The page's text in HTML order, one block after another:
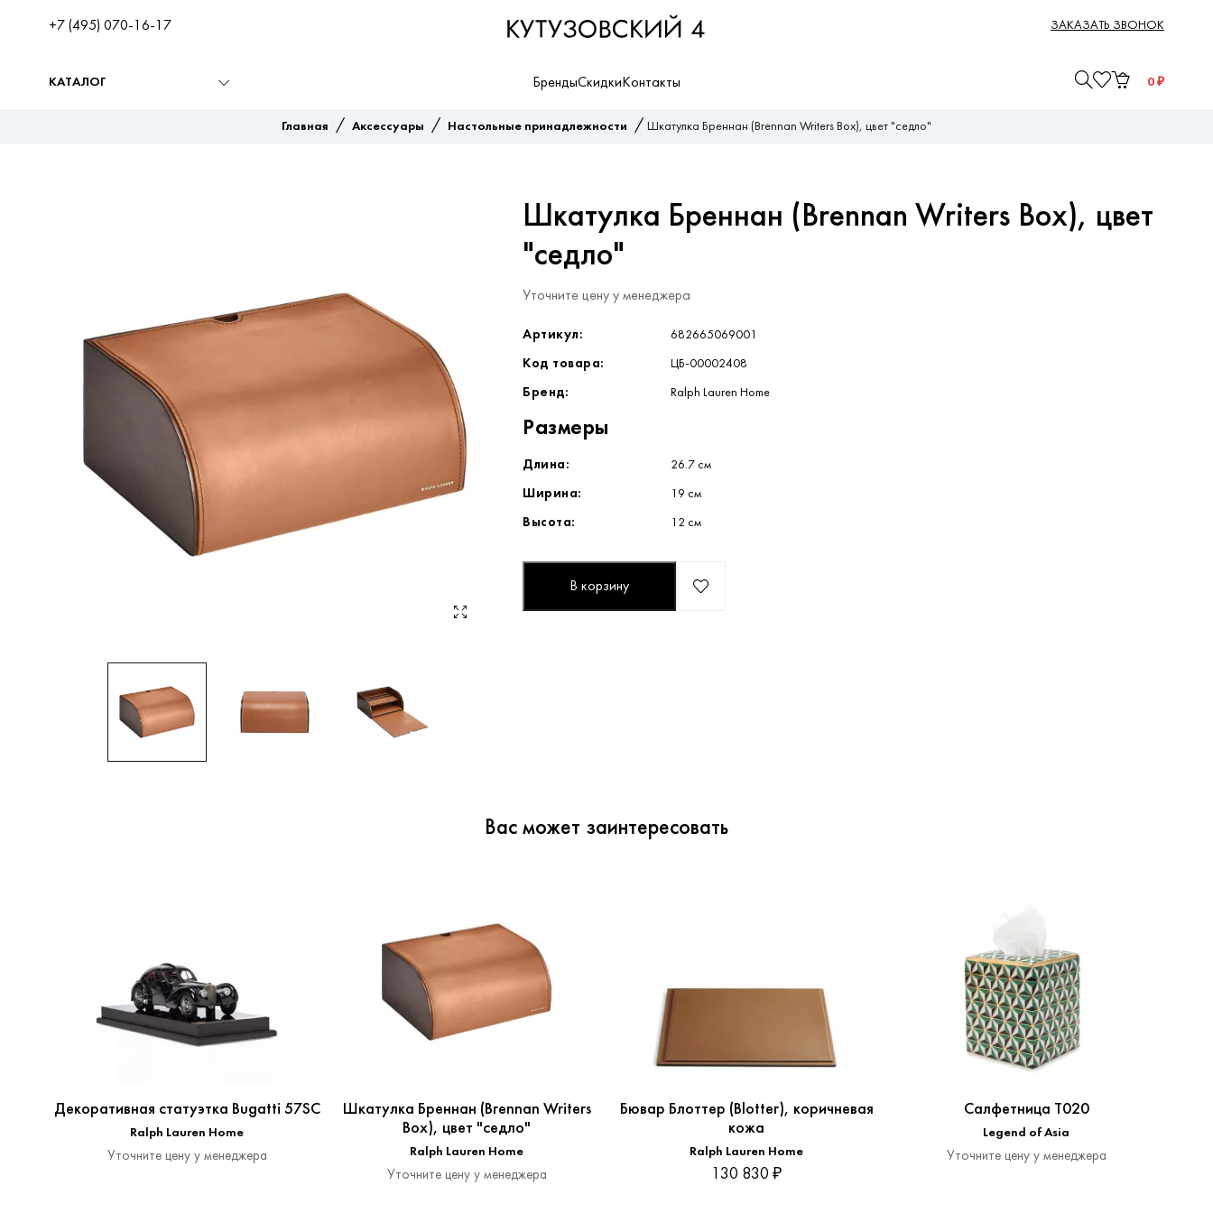
+7 (495) 070-16-17 ЗАКАЗАТЬ ЗВОНОК
КАТАЛОГ БрендыСкидки Контакты 0 ₽
Главная / Аксессуары / Настольные принадлежности / Шкатулка Бреннан (Brennan Writers Box), цвет "седло"
Шкатулка Бреннан (Brennan Writers Box), цвет
"седло"
Уточните цену у менеджера
Артикул: 682665069001
Код товара: ЦБ-00002408
Бренд: Ralph Lauren Home
Размеры
Длина: 26.7 см
Ширина: 19 см
Высота: 12 см
В корзину
Вас может заинтересовать
Декоративная статуэтка Bugatti 57SC
Ralph Lauren Home
Уточните цену у менеджера
Шкатулка Бреннан (Brennan Writers
Box), цвет "седло"
Ralph Lauren Home
Уточните цену у менеджера
Бювар Блоттер (Blotter), коричневая
кожа
Ralph Lauren Home
130 830 ₽
Салфетница T020
Legend of Asia
Уточните цену у менеджера